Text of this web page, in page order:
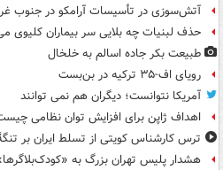
آتش‌سوزی در تأسیسات آرامکو در جنوب
حذف لبنیات چه بلایی سر بیماران کلیوی
طبیعت بکر جاده اسالم به خلخال
رویای اف-۳۵ ترکیه در بن‌بست
آمریکا نتوانست؛ دیگران هم نمی توانند
اهداف ژاپن برای افزایش توان نظامی
ترس کارشناس کویتی از تسلط ایران بر
هشدار پلیس تهران بزرگ به